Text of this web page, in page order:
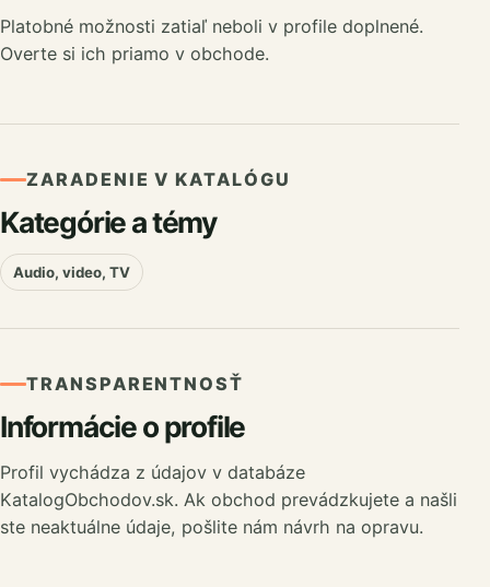
Platobné možnosti zatiaľ neboli v profile doplnené.
Overte si ich priamo v obchode.
ZARADENIE V KATALÓGU
Kategórie a témy
Audio, video, TV
TRANSPARENTNOSŤ
Informácie o profile
Profil vychádza z údajov v databáze
KatalogObchodov.sk. Ak obchod prevádzkujete a našli
ste neaktuálne údaje, pošlite nám návrh na opravu.